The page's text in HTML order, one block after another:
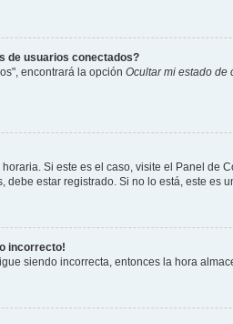
de usuarios conectados?
encontrará la opción Ocultar mi estado de
Si este es el caso, visite el Panel
estar registrado. Si no lo está, este es
incorrecto!
siendo incorrecta, entonces la hora